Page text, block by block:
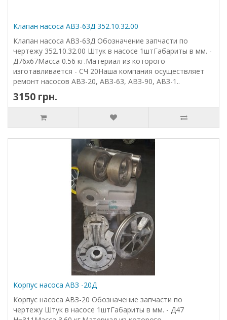
Клапан насоса АВЗ-63Д 352.10.32.00
Клапан насоса АВЗ-63Д Обозначение запчасти по
чертежу 352.10.32.00 Штук в насосе 1штГабариты в мм. -
Д76х67Масса 0.56 кг.Материал из которого
изготавливается - СЧ 20Наша компания осуществляет
ремонт насосов АВЗ-20, АВЗ-63, АВЗ-90, АВЗ-1..
3150 грн.
Корпус насоса АВЗ -20Д
Корпус насоса АВЗ-20 Обозначение запчасти по
чертежу Штук в насосе 1штГабариты в мм. - Д47